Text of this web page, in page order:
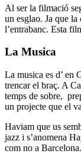
Al ser la filmació
un esglao. Ja que la
l’entrabanc. Esta
La Musica
La musica es d’ en
trencar el braç. A
temps de sobre,
un projecte que el
Haviam que us
jazz i s’anomena
com no a Barcelona.